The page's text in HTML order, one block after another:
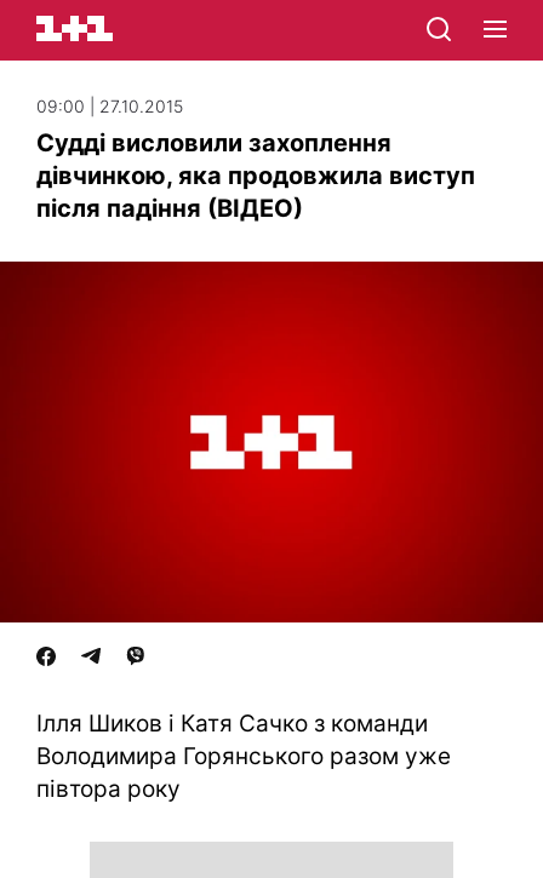
09:00 | 27.10.2015
Судді висловили захоплення
дівчинкою, яка продовжила виступ
після падіння (ВІДЕО)
Ілля Шиков і Катя Сачко з команди
Володимира Горянського разом уже
півтора року